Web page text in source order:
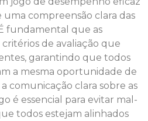
compreensão clara das
fundamental que as
de avaliação que
garantindo que todos
a mesma oportunidade de
comunicação clara sobre as
é essencial para evitar mal-
todos estejam alinhados